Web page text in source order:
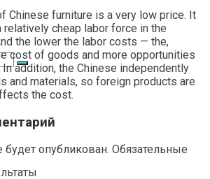
Chinese furniture is a very low price. It
cheap labor force in the
the lower the labor costs — the,
cost of goods and more opportunities
addition, the Chinese independently
and materials, so foreign products are
the cost.
опубликован. Обязательные